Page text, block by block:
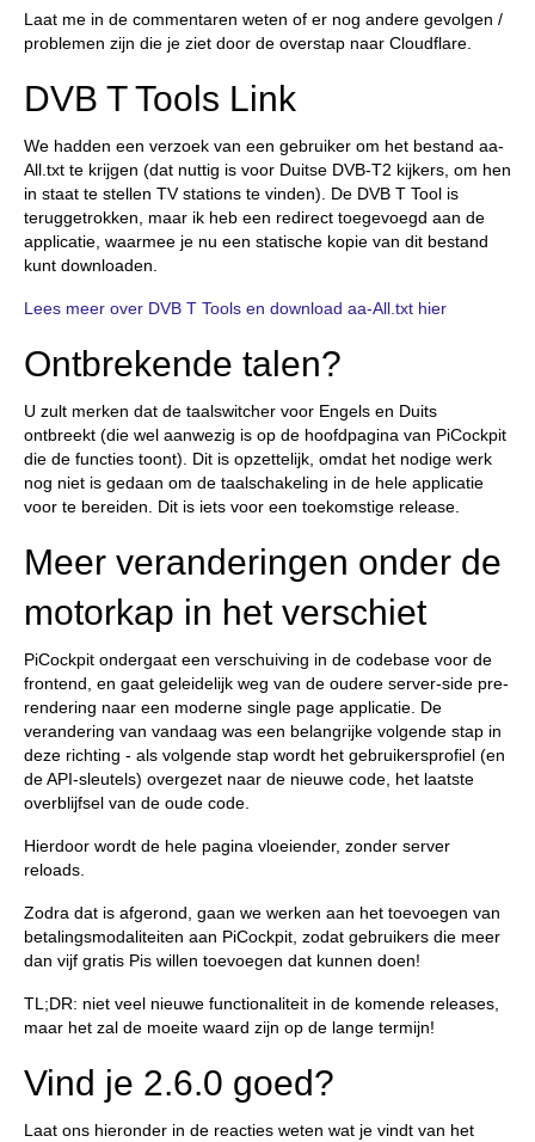
Laat me in de commentaren weten of er nog andere gevolgen /
problemen zijn die je ziet door de overstap naar Cloudflare.
DVB T Tools Link
We hadden een verzoek van een gebruiker om het bestand aa-
All.txt te krijgen (dat nuttig is voor Duitse DVB-T2 kijkers, om hen
in staat te stellen TV stations te vinden). De DVB T Tool is
teruggetrokken, maar ik heb een redirect toegevoegd aan de
applicatie, waarmee je nu een statische kopie van dit bestand
kunt downloaden.
Lees meer over DVB T Tools en download aa-All.txt hier
Ontbrekende talen?
U zult merken dat de taalswitcher voor Engels en Duits
ontbreekt (die wel aanwezig is op de hoofdpagina van PiCockpit
die de functies toont). Dit is opzettelijk, omdat het nodige werk
nog niet is gedaan om de taalschakeling in de hele applicatie
voor te bereiden. Dit is iets voor een toekomstige release.
Meer veranderingen onder de
motorkap in het verschiet
PiCockpit ondergaat een verschuiving in de codebase voor de
frontend, en gaat geleidelijk weg van de oudere server-side pre-
rendering naar een moderne single page applicatie. De
verandering van vandaag was een belangrijke volgende stap in
deze richting - als volgende stap wordt het gebruikersprofiel (en
de API-sleutels) overgezet naar de nieuwe code, het laatste
overblijfsel van de oude code.
Hierdoor wordt de hele pagina vloeiender, zonder server
reloads.
Zodra dat is afgerond, gaan we werken aan het toevoegen van
betalingsmodaliteiten aan PiCockpit, zodat gebruikers die meer
dan vijf gratis Pis willen toevoegen dat kunnen doen!
TL;DR: niet veel nieuwe functionaliteit in de komende releases,
maar het zal de moeite waard zijn op de lange termijn!
Vind je 2.6.0 goed?
Laat ons hieronder in de reacties weten wat je vindt van het